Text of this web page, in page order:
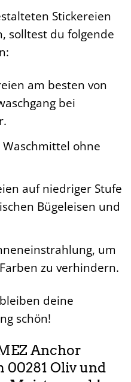
Stickereien
solltest du folgende
am besten von
bei
ohne
auf niedriger Stufe
Bügeleisen und
um
zu verhindern.
deine
schön!
Anchor
00281 Oliv und